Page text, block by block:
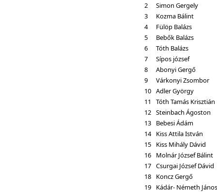
2
Simon Gergely
3
Kozma Bálint
4
Fülöp Balázs
5
Bebők Balázs
6
Tóth Balázs
7
Sípos józsef
8
Abonyi Gergő
9
Várkonyi Zsombor
10 Adler György
11
Tóth Tamás Krisztián
12 Steinbach Ágoston
13
Bebesi Ádám
14 Kiss Attila István
15
Kiss Mihály Dávid
16
Molnár József Bálint
17 Csurgai József Dávid
18
Koncz Gergő
19
Kádár- Németh János